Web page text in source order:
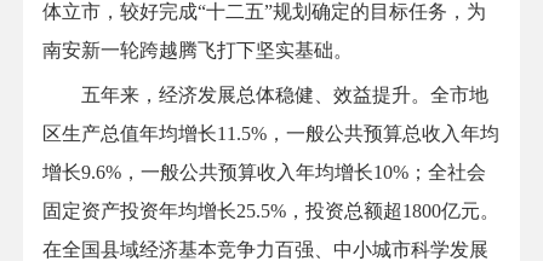
体立市，较好完成“十二五”规划确定的目标任务，为
南安新一轮跨越腾飞打下坚实基础。
五年来，经济发展总体稳健、效益提升。全市地
区生产总值年均增长11.5%，一般公共预算总收入年均
增长9.6%，一般公共预算收入年均增长10%；全社会
固定资产投资年均增长25.5%，投资总额超1800亿元。
在全国县域经济基本竞争力百强、中小城市科学发展